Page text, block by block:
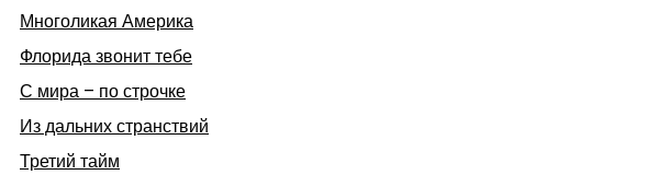
Многоликая Америка
Флорида звонит тебе
С мира – по строчке
Из дальних странствий
Третий тайм